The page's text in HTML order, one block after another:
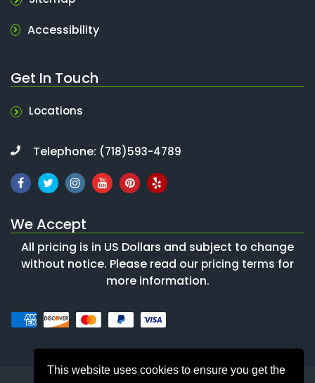
This website uses cookies to ensure you get the
Accessibility
Get In Touch
Locations
Telephone: (718)593-4789
We Accept
All pricing is in US Dollars and subject to change
without notice. Please read our pricing terms for
more information.